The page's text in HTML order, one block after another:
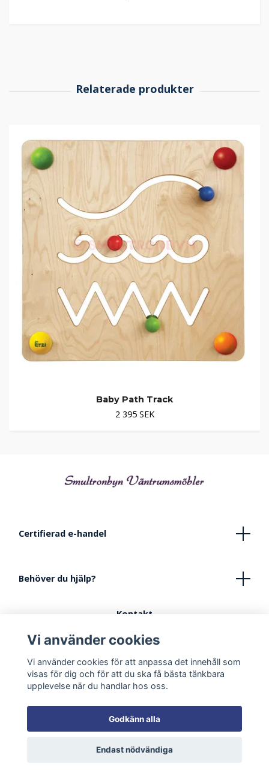
Baby Path Track
2 395 SEK
Certifierad e-handel
Behöver du hjälp?
Kontakt
Köpvillkor
Tips vid inredning av lekhörna
Vi använder cookies
Vi använder cookies för att anpassa det innehåll som
visas för dig och för att du ska få bästa tänkbara
upplevelse när du handlar hos oss.
Godkänn alla
Endast nödvändiga